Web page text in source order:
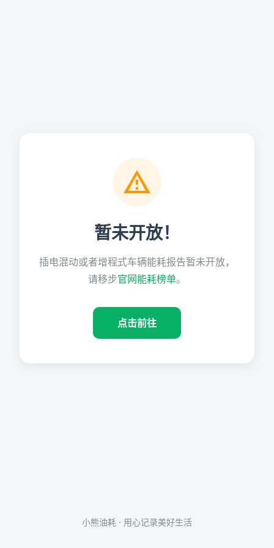
暂未开放！
插电混动或者增程式车辆能耗报告暂未开放，
请移步官网能耗榜单。
点击前往
小熊油耗 · 用心记录美好生活